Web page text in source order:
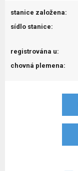
stanice založena:
sídlo stanice:
registrována u:
chovná plemena: